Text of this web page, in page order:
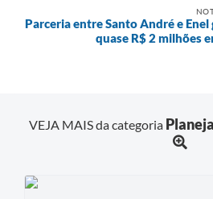
Parceria entre Santo André e
quase R$ 2 milhões
VEJA MAIS da categoria